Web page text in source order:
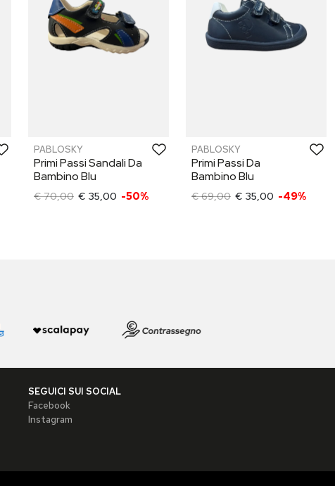
PABLOSKY
Primi Passi Sandali Da
Bambino Blu
€ 70,00 € 35,00 -50%
PABLOSKY
Primi Passi Da
Bambino Blu
€ 69,00 € 35,00 -49%
SEGUICI SUI SOCIAL
Facebook
Instagram